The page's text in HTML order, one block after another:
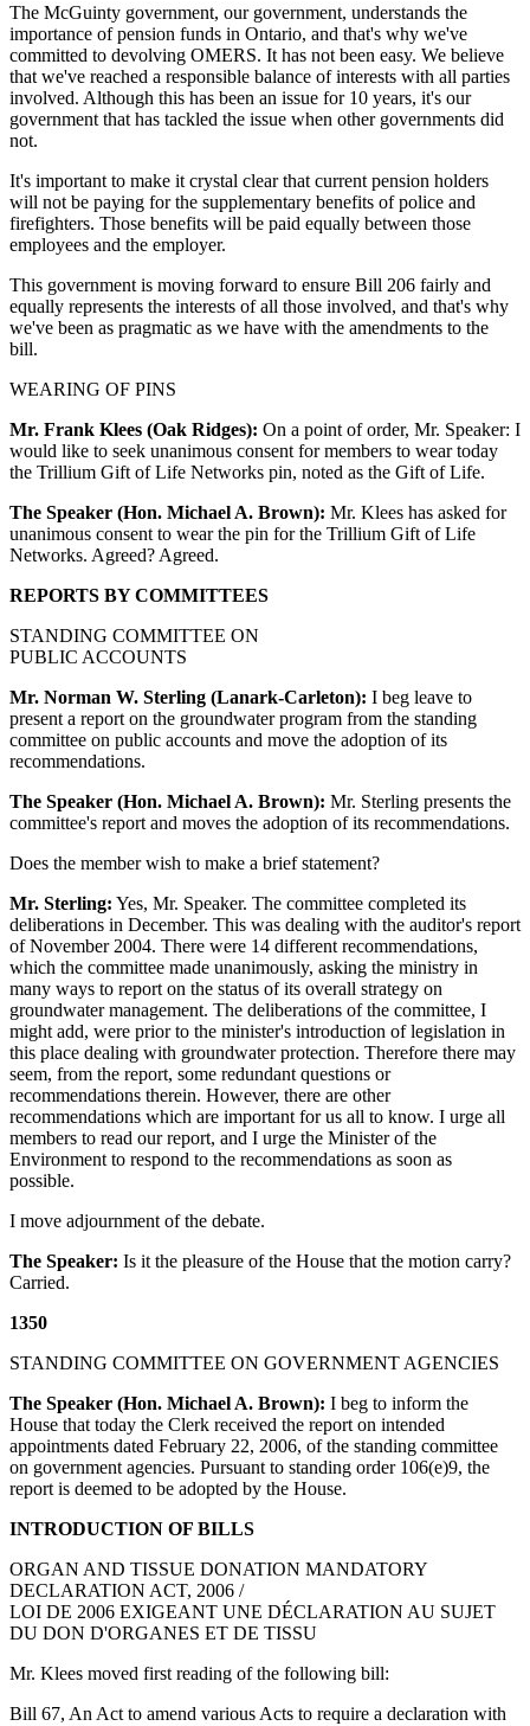
The McGuinty government, our government, understands the
importance of pension funds in Ontario, and that's why we've
committed to devolving OMERS. It has not been easy. We believe
that we've reached a responsible balance of interests with all parties
involved. Although this has been an issue for 10 years, it's our
government that has tackled the issue when other governments did
not.
It's important to make it crystal clear that current pension holders
will not be paying for the supplementary benefits of police and
firefighters. Those benefits will be paid equally between those
employees and the employer.
This government is moving forward to ensure Bill 206 fairly and
equally represents the interests of all those involved, and that's why
we've been as pragmatic as we have with the amendments to the
bill.
WEARING OF PINS
Mr. Frank Klees (Oak Ridges): On a point of order, Mr. Speaker: I
would like to seek unanimous consent for members to wear today
the Trillium Gift of Life Networks pin, noted as the Gift of Life.
The Speaker (Hon. Michael A. Brown): Mr. Klees has asked for
unanimous consent to wear the pin for the Trillium Gift of Life
Networks. Agreed? Agreed.
REPORTS BY COMMITTEES
STANDING COMMITTEE ON
PUBLIC ACCOUNTS
Mr. Norman W. Sterling (Lanark-Carleton): I beg leave to
present a report on the groundwater program from the standing
committee on public accounts and move the adoption of its
recommendations.
The Speaker (Hon. Michael A. Brown): Mr. Sterling presents the
committee's report and moves the adoption of its recommendations.
Does the member wish to make a brief statement?
Mr. Sterling: Yes, Mr. Speaker. The committee completed its
deliberations in December. This was dealing with the auditor's report
of November 2004. There were 14 different recommendations,
which the committee made unanimously, asking the ministry in
many ways to report on the status of its overall strategy on
groundwater management. The deliberations of the committee, I
might add, were prior to the minister's introduction of legislation in
this place dealing with groundwater protection. Therefore there may
seem, from the report, some redundant questions or
recommendations therein. However, there are other
recommendations which are important for us all to know. I urge all
members to read our report, and I urge the Minister of the
Environment to respond to the recommendations as soon as
possible.
I move adjournment of the debate.
The Speaker: Is it the pleasure of the House that the motion carry?
Carried.
1350
STANDING COMMITTEE ON GOVERNMENT AGENCIES
The Speaker (Hon. Michael A. Brown): I beg to inform the
House that today the Clerk received the report on intended
appointments dated February 22, 2006, of the standing committee
on government agencies. Pursuant to standing order 106(e)9, the
report is deemed to be adopted by the House.
INTRODUCTION OF BILLS
ORGAN AND TISSUE DONATION MANDATORY
DECLARATION ACT, 2006 /
LOI DE 2006 EXIGEANT UNE DÉCLARATION AU SUJET
DU DON D'ORGANES ET DE TISSU
Mr. Klees moved first reading of the following bill:
Bill 67, An Act to amend various Acts to require a declaration with